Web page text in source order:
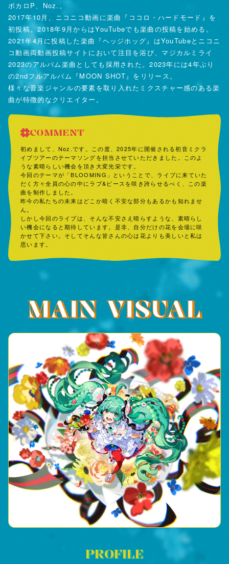
ボカロP、Noz.。
2017年10月、ニコニコ動画に楽曲『ココロ・ハードモード』を
初投稿。2018年9月からはYouTubeでも楽曲の投稿を始める。
2021年4月に投稿した楽曲『ヘッジホッグ』はYouTubeとニコニ
コ動画両動画投稿サイトにおいて注目を浴び、マジカルミライ
2023のアルバム楽曲としても採用された。2023年には4年ぶり
の2ndフルアルバム『MOON SHOT』をリリース。
様々な音楽ジャンルの要素を取り入れたミクスチャー感のある楽
曲が特徴的なクリエイター。
COMMENT
初めまして、Noz.です。この度、2025年に開催される初音ミクラ
イブツアーのテーマソングを担当させていただきました。このよ
うな素晴らしい機会を頂き大変光栄です。
今回のテーマが「BLOOMING」ということで、ライブに来ていた
だく方々全員の心の中にラブ&ピースを咲き誇らせるべく、この楽
曲を制作しました。
昨今の私たちの未来はどこか暗く不安な部分もあるかも知れませ
ん。
しかし今回のライブは、そんな不安さえ晴らすような、素晴らし
い機会になると期待しています。是非、自分だけの花を会場に咲
かせて下さい。そしてそんな皆さんの心は花よりも美しいと私は
思います。
MAIN VISUAL
PROFILE